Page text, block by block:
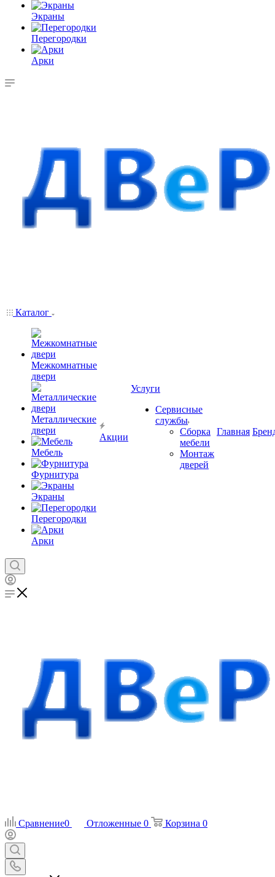
Экраны
Перегородки
Арки
Каталог
Межкомнатные
двери
Металлические
двери
Мебель
Фурнитура
Экраны
Перегородки
Арки
Акции
Услуги
Сервисные
службы
Сборка
мебели
Монтаж
дверей
Главная
Сравнение0 Отложенные 0 Корзина 0